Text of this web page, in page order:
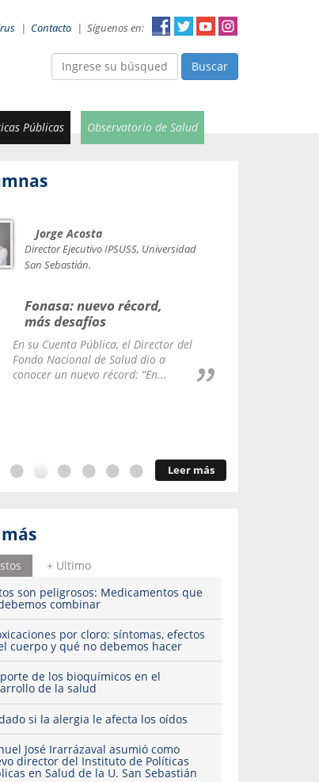
| Contacto | Síguenos en:
Buscar
Públicas Observatorio de Salud
Jorge Acosta
Director Ejecutivo IPSUSS, Universidad
San Sebastián.
Fonasa: nuevo récord,
más desafíos
En su Cuenta Pública, el Director del
Fondo Nacional de Salud dio a
conocer un nuevo récord: “En...
Leer más
+ Ultimo
son peligrosos: Medicamentos que
combinar
por cloro: síntomas, efectos
cuerpo y qué no debemos hacer
de los bioquímicos en el
de la salud
si la alergia le afecta los oídos
José Irarrázaval asumió como
director del Instituto de Políticas
en Salud de la U. San Sebastián